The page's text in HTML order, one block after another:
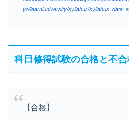
yo/learn/university/syllabus/
科目修得試験の合格と不
【合格】